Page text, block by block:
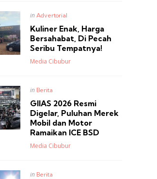
Posted
in Advertorial
Kuliner Enak, Harga
Bersahabat, Di Pecah
Seribu Tempatnya!
Posted
Media Cibubur
Posted
in Berita
GIIAS 2026 Resmi
Digelar, Puluhan Merek
Mobil dan Motor
Ramaikan ICE BSD
Posted
Media Cibubur
Posted
in Berita